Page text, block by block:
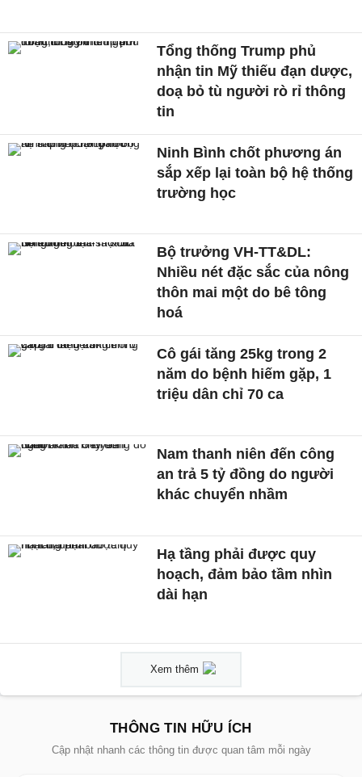
Tổng thống Trump phủ
nhận tin Mỹ thiếu đạn dược,
doạ bỏ tù người rò rỉ thông
tin
Ninh Bình chốt phương án
sắp xếp lại toàn bộ hệ thống
trường học
Bộ trưởng VH-TT&DL:
Nhiều nét đặc sắc của nông
thôn mai một do bê tông
hoá
Cô gái tăng 25kg trong 2
năm do bệnh hiếm gặp, 1
triệu dân chỉ 70 ca
Nam thanh niên đến công
an trả 5 tỷ đồng do người
khác chuyển nhầm
Hạ tầng phải được quy
hoạch, đảm bảo tầm nhìn
dài hạn
Xem thêm
THÔNG TIN HỮU ÍCH
Cập nhật nhanh các thông tin được quan tâm mỗi ngày